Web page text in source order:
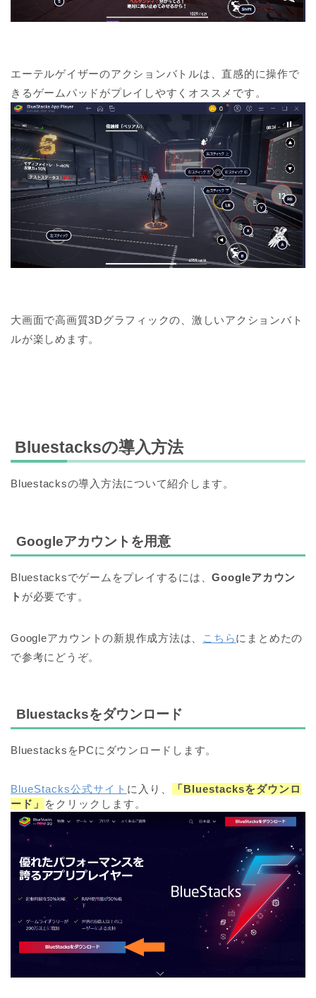
エーテルゲイザーのアクションバトルは、直感的に操作で
きるゲームパッドがプレイしやすくオススメです。
大画面で高画質3Dグラフィックの、激しいアクションバト
ルが楽しめます。
Bluestacksの導入方法
Bluestacksの導入方法について紹介します。
Googleアカウントを用意
Bluestacksでゲームをプレイするには、Googleアカウン
ト が必要です。
Googleアカウントの新規作成方法は、 こちらにまとめたの
で参考にどうぞ。
Bluestacksをダウンロード
BluestacksをPCにダウンロードします。
BlueStacks公式サイト に入り、
「Bluestacksをダウンロ
ード」
をクリックします。